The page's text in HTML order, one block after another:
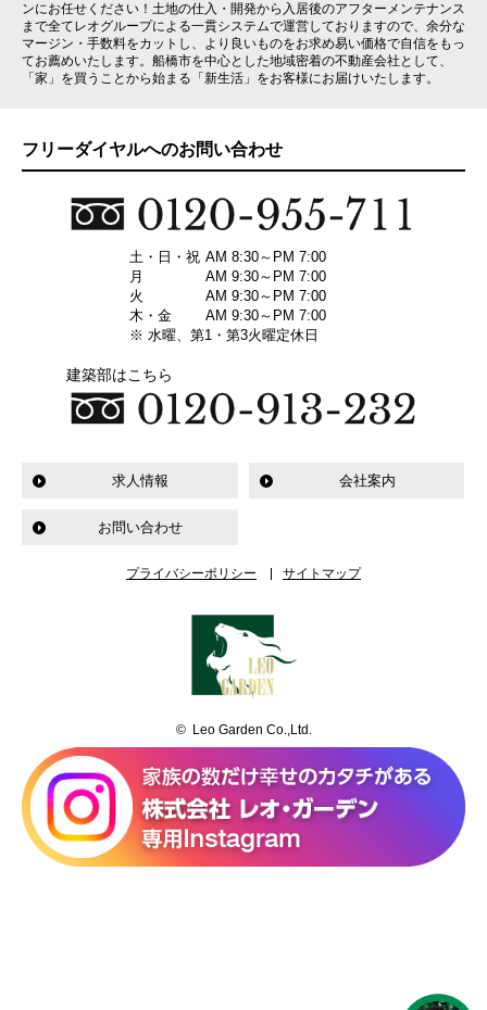
ンにお任せください！土地の仕入・開発から入居後のアフターメンテナンス
まで全てレオグループによる一貫システムで運営しておりますので、余分な
マージン・手数料をカットし、より良いものをお求め易い価格で自信をもっ
てお薦めいたします。船橋市を中心とした地域密着の不動産会社として、
「家」を買うことから始まる「新生活」をお客様にお届けいたします。
フリーダイヤルへのお問い合わせ
土・日・祝 AM 8:30～PM 7:00
月
AM 9:30～PM 7:00
火
AM 9:30～PM 7:00
木・金
AM 9:30～PM 7:00
※ 水曜、第1・第3火曜定休日
建築部はこちら
求人情報 会社案内
お問い合わせ
プライバシーポリシー サイトマップ
© Leo Garden Co.,Ltd.